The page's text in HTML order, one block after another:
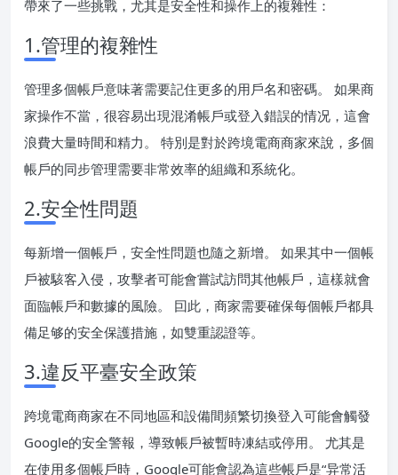
帶來了一些挑戰，尤其是安全性和操作上的複雜性：
1.管理的複雜性
管理多個帳戶意味著需要記住更多的用戶名和密碼。 如果商
家操作不當，很容易出現混淆帳戶或登入錯誤的情况，這會
浪費大量時間和精力。 特別是對於跨境電商商家來說，多個
帳戶的同步管理需要非常效率的組織和系統化。
2.安全性問題
每新增一個帳戶，安全性問題也隨之新增。 如果其中一個帳
戶被駭客入侵，攻擊者可能會嘗試訪問其他帳戶，這樣就會
面臨帳戶和數據的風險。 囙此，商家需要確保每個帳戶都具
備足够的安全保護措施，如雙重認證等。
3.違反平臺安全政策
跨境電商商家在不同地區和設備間頻繁切換登入可能會觸發
Google的安全警報，導致帳戶被暫時凍結或停用。 尤其是
在使用多個帳戶時，Google可能會認為這些帳戶是“异常活